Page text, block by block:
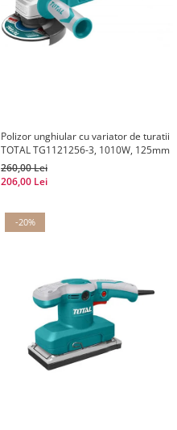
Polizor unghiular cu variator de turatii
TOTAL TG1121256-3, 1010W, 125mm
260,00 Lei
206,00 Lei
-20%